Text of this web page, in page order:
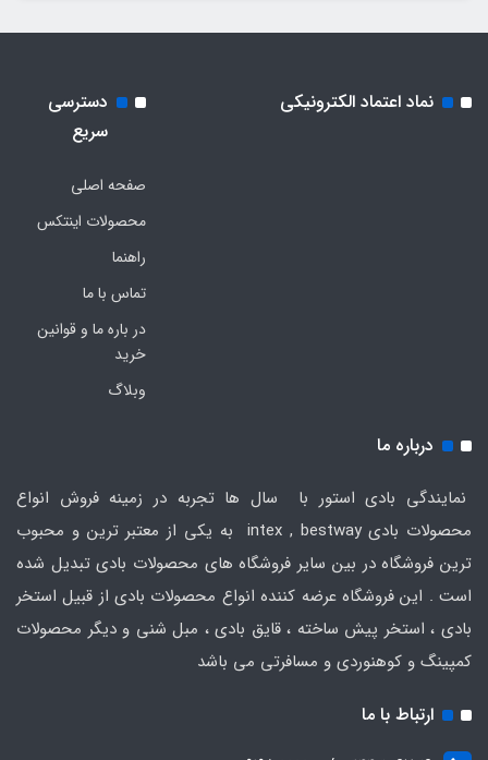
نماد اعتماد الکترونیکی
دسترسی
سریع
صفحه اصلی
محصولات اینتکس
راهنما
تماس با ما
در باره ما و قوانین
خرید
وبلاگ
درباره ما
نمایندگی بادی استور با سال ها تجربه در زمینه فروش انواع
محصولات بادی intex , bestway به یکی از معتبر ترین و محبوب
ترین فروشگاه در بین سایر فروشگاه های محصولات بادی تبدیل شده
است . این فروشگاه عرضه کننده انواع محصولات بادی از قبیل استخر
بادی ، استخر پیش ساخته ، قایق بادی ، مبل شنی و دیگر محصولات
کمپینگ و کوهنوردی و مسافرتی می باشد
ارتباط با ما